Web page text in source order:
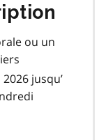
ou un
jusqu’